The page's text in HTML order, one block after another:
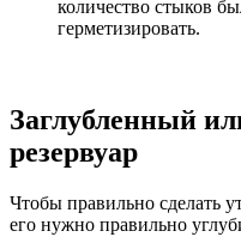
количество стыков
герметизировать.
Заглубленный
резервуар
Чтобы правильно сделать
его нужно правильно